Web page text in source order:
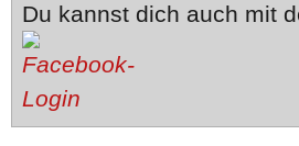
Du kannst dich auch mit